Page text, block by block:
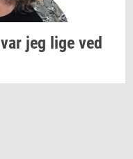
var jeg lige ved